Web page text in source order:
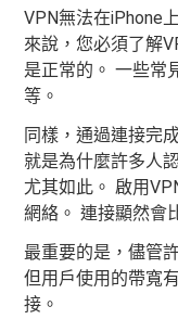
VPN無法在iPhone
來說，您必須了解
是正常的。 一些常
等。
同樣，通過連接完
就是為什麼許多人
尤其如此。 啟用
網絡。 連接顯然會
最重要的是，儘管
但用戶使用的帶寬
接。